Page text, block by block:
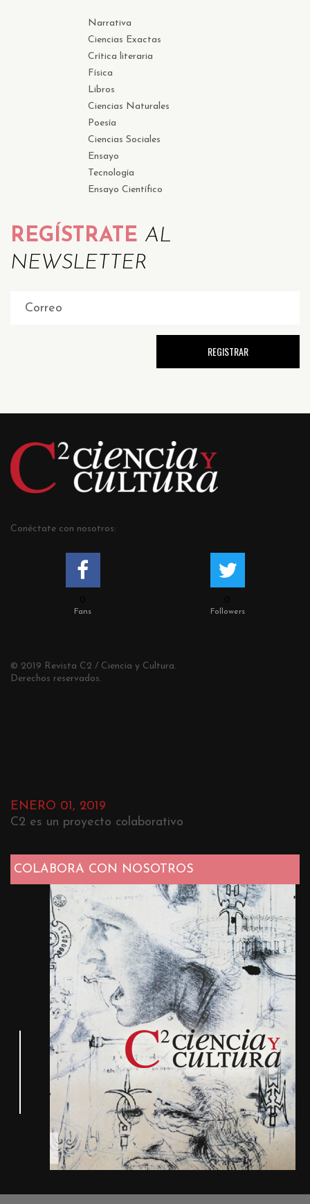
Narrativa
Ciencias Exactas
Crítica literaria
Física
Libros
Ciencias Naturales
Poesía
Ciencias Sociales
Ensayo
Tecnología
Ensayo Científico
REGÍSTRATE AL
NEWSLETTER
Conéctate con nosotros:
Fans Followers
© 2019 Revista C2 / Ciencia y Cultura.
Derechos reservados.
ENERO 01, 2019
C2 es un proyecto colaborativo
COLABORA CON NOSOTROS